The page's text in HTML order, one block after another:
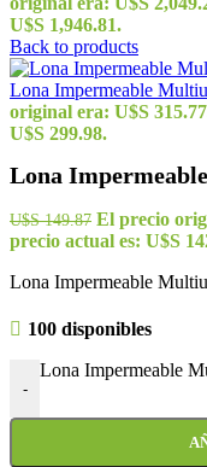
U$S 1,946.81.
Back to products
Lona Impermeable
original era: U$S
U$S 299.98.
Lona
U$S149.87 El precio
precio actual es: U$S
Lona Impermeable
100 disponibles
-
Lona Impermeable